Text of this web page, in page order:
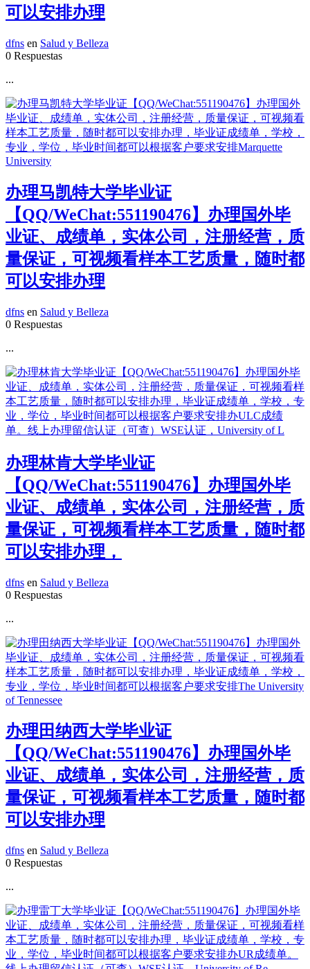
可以安排办理
dfns en Salud y Belleza
0 Respuestas
...
办理马凯特大学毕业证
【QQ/WeChat:551190476】办理国外毕
业证、成绩单，实体公司，注册经营，质
量保证，可视频看样本工艺质量，随时都
可以安排办理
dfns en Salud y Belleza
0 Respuestas
...
办理林肯大学毕业证
【QQ/WeChat:551190476】办理国外毕
业证、成绩单，实体公司，注册经营，质
量保证，可视频看样本工艺质量，随时都
可以安排办理，
dfns en Salud y Belleza
0 Respuestas
...
办理田纳西大学毕业证
【QQ/WeChat:551190476】办理国外毕
业证、成绩单，实体公司，注册经营，质
量保证，可视频看样本工艺质量，随时都
可以安排办理
dfns en Salud y Belleza
0 Respuestas
...